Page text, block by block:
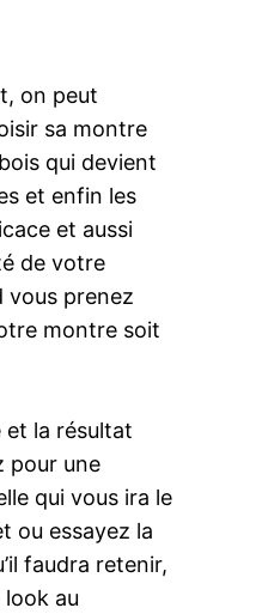
on peut
sa montre
qui devient
et enfin les
et aussi
de votre
vous prenez
montre soit
et la résultat
pour une
qui vous ira le
ou essayez la
faudra retenir,
au